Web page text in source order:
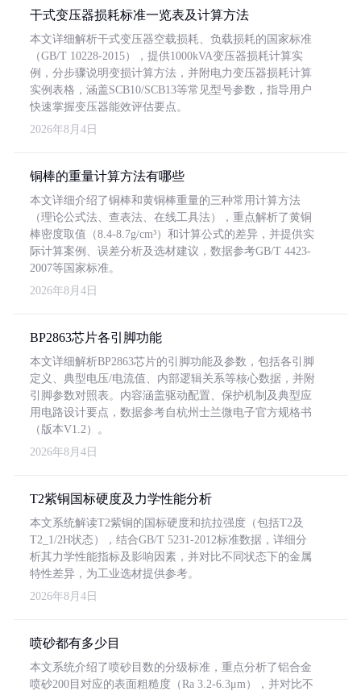
干式变压器损耗标准一览表及计算方法
本文详细解析干式变压器空载损耗、负载损耗的国家标准
（GB/T 10228-2015），提供1000kVA变压器损耗计算实
例，分步骤说明变损计算方法，并附电力变压器损耗计算
实例表格，涵盖SCB10/SCB13等常见型号参数，指导用户
快速掌握变压器能效评估要点。
2026年8月4日
铜棒的重量计算方法有哪些
本文详细介绍了铜棒和黄铜棒重量的三种常用计算方法
（理论公式法、查表法、在线工具法），重点解析了黄铜
棒密度取值（8.4-8.7g/cm³）和计算公式的差异，并提供实
际计算案例、误差分析及选材建议，数据参考GB/T 4423-
2007等国家标准。
2026年8月4日
BP2863芯片各引脚功能
本文详细解析BP2863芯片的引脚功能及参数，包括各引脚
定义、典型电压/电流值、内部逻辑关系等核心数据，并附
引脚参数对照表。内容涵盖驱动配置、保护机制及典型应
用电路设计要点，数据参考自杭州士兰微电子官方规格书
（版本V1.2）。
2026年8月4日
T2紫铜国标硬度及力学性能分析
本文系统解读T2紫铜的国标硬度和抗拉强度（包括T2及
T2_1/2H状态），结合GB/T 5231-2012标准数据，详细分
析其力学性能指标及影响因素，并对比不同状态下的金属
特性差异，为工业选材提供参考。
2026年8月4日
喷砂都有多少目
本文系统介绍了喷砂目数的分级标准，重点分析了铝合金
喷砂200目对应的表面粗糙度（Ra 3.2-6.3μm），并对比不